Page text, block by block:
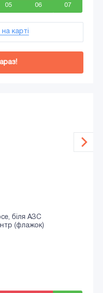
05 06 07
карті
біля АЗС
(флажок)